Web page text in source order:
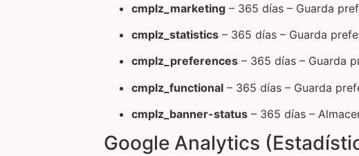
cmplz_marketing – 365 días – Guarda
cmplz_statistics – 365 días – Guarda
cmplz_preferences – 365 días – Guarda
cmplz_functional – 365 días – Guarda
cmplz_banner-status – 365 días –
Google Analytics